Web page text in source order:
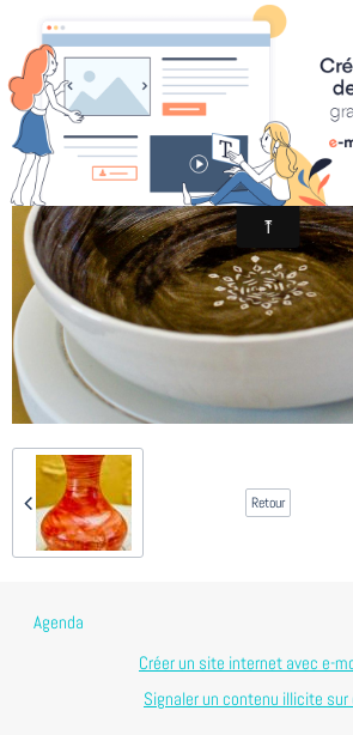
025-poterie
Retour
Agenda
Créer un site internet avec e-
Signaler un contenu illicite sur